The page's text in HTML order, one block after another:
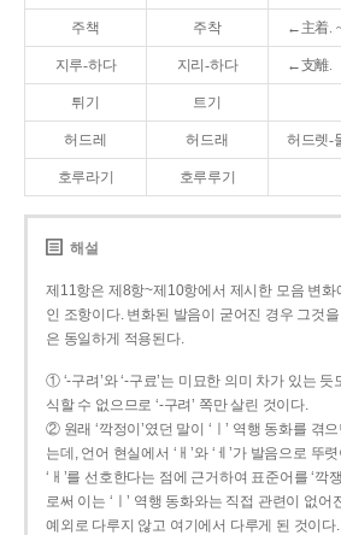
주책 주착 ←主着.
지루-하다 지리-하다 ←支離.
튀기 트기
허드레 허드래 허드렛-
호루라기 호루루기
해설
제11항은 제8항~제10항에서 제시한 모음 변화
인 조항이다. 변화된 발음이 굳어진 경우 그것
은 동일하게 적용된다.
① ‘-구려’와 ‘-구료’는 미묘한 의미 차가 있는
식할 수 없으므로 ‘-구려’ 쪽만 살린 것이다.
② 원래 ‘깍정이’였던 말이 ‘ㅣ’ 역행 동화를 겪
는데, 언어 현실에서 ‘ㅐ’와 ‘ㅔ’가 발음으로 뚜
‘ㅐ’를 선호한다는 점에 근거하여 표준어를 ‘깍
로써 이는 ‘ㅣ’ 역행 동화와는 직접 관련이 없어
예외로 다루지 않고 여기에서 다루게 된 것이